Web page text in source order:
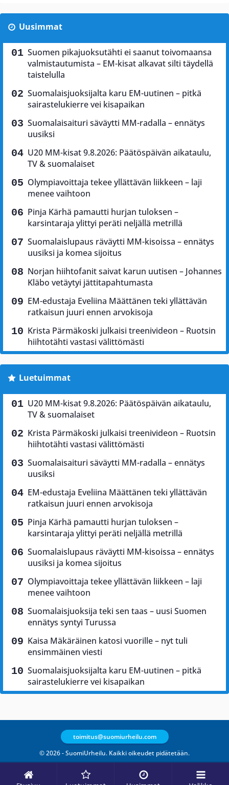
Uusimmat
Suomen pikajuoksutähti ei saanut toivomaansa
valmistautumista – EM-kisat alkavat silti täydellä
taistelulla
Suomalaisjuoksijalta karu EM-uutinen – pitkä
sairastelukierre vei kisapaikan
Suomalaisaituri säväytti MM-radalla – ennätys
uusiksi
U20 MM-kisat 9.8.2026: Päätöspäivän aikataulu,
TV & suomalaiset
Olympiavoittaja tekee yllättävän liikkeen – laji
menee vaihtoon
Pinja Kärhä pamautti hurjan tuloksen –
karsintaraja ylittyi peräti neljällä metrillä
Suomalaislupaus räväytti MM-kisoissa – ennätys
uusiksi ja komea sijoitus
Norjan hiihtofanit saivat karun uutisen – Johannes
Kläbo vetäytyi jättitapahtumasta
EM-edustaja Eveliina Määttänen teki yllättävän
ratkaisun juuri ennen arvokisoja
Krista Pärmäkoski julkaisi treenivideon – Ruotsin
hiihtotähti vastasi välittömästi
Luetuimmat
U20 MM-kisat 9.8.2026: Päätöspäivän aikataulu,
TV & suomalaiset
Krista Pärmäkoski julkaisi treenivideon – Ruotsin
hiihtotähti vastasi välittömästi
Suomalaisaituri säväytti MM-radalla – ennätys
uusiksi
EM-edustaja Eveliina Määttänen teki yllättävän
ratkaisun juuri ennen arvokisoja
Pinja Kärhä pamautti hurjan tuloksen –
karsintaraja ylittyi peräti neljällä metrillä
Suomalaislupaus räväytti MM-kisoissa – ennätys
uusiksi ja komea sijoitus
Olympiavoittaja tekee yllättävän liikkeen – laji
menee vaihtoon
Suomalaisjuoksija teki sen taas – uusi Suomen
ennätys syntyi Turussa
Kaisa Mäkäräinen katosi vuorille – nyt tuli
ensimmäinen viesti
Suomalaisjuoksijalta karu EM-uutinen – pitkä
sairastelukierre vei kisapaikan
© 2026 - SuomiUrheilu. Kaikki oikeudet pidätetään.
toimitus@suomiurheilu.com